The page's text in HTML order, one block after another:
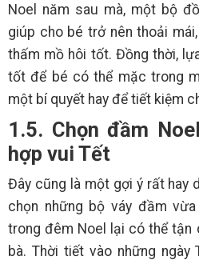
Noel năm sau mà, một bộ
giúp cho bé trở nên thoải
thấm mồ hôi tốt. Đồng thời,
tốt để bé có thể mặc trong
một bí quyết hay để tiết kiệm
1.5. Chọn đầm
hợp vui Tết
Đây cũng là một gợi ý rất hay
chọn những bộ váy đầm
trong đêm Noel lại có thể tận
bà. Thời tiết vào những